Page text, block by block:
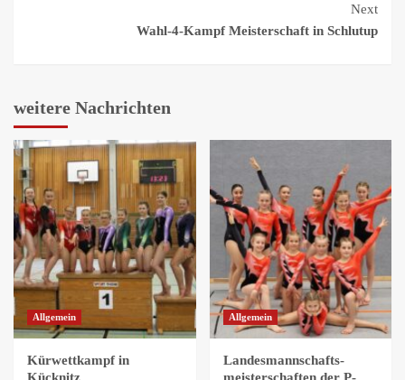
Next
Wahl-4-Kampf Meisterschaft in Schlutup
weitere Nachrichten
Allgemein
Kürwettkampf in
Kücknitz
Allgemein
Landesmannschafts-
meisterschaften der P-